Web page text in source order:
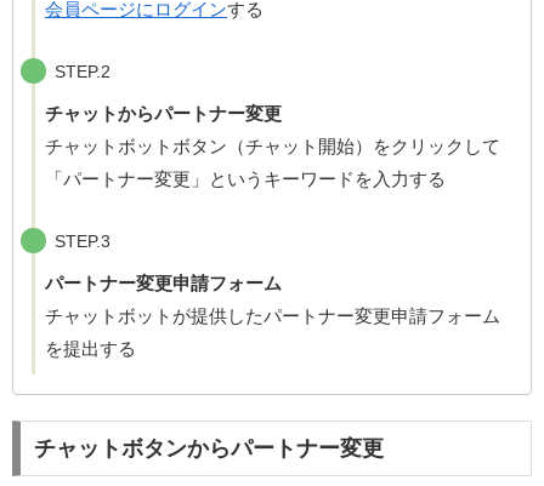
会員ページにログインする
STEP.2
チャットからパートナー変更
チャットボットボタン（チャット開始）をクリックして
「パートナー変更」というキーワードを入力する
STEP.3
パートナー変更申請フォーム
チャットボットが提供したパートナー変更申請フォーム
を提出する
チャットボタンからパートナー変更